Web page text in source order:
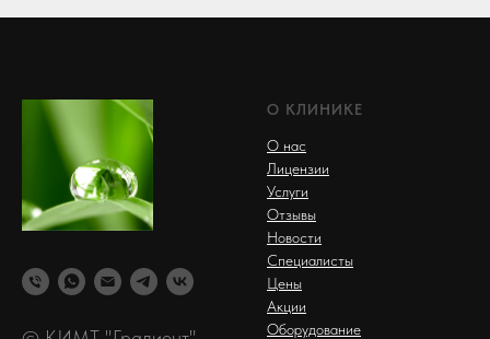
О КЛИНИКЕ
О нас
Лицензии
Услуги
Отзывы
Новости
Специалисты
Цены
Акции
Оборудование